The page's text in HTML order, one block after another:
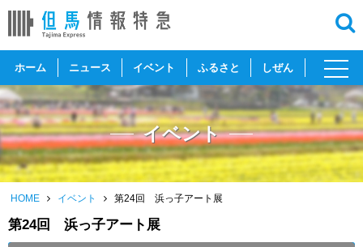
ホーム ニュース イベント ふるさと しぜん
toggle
イベント
HOME イベント 第24回 浜っ子アート展
第24回 浜っ子アート展